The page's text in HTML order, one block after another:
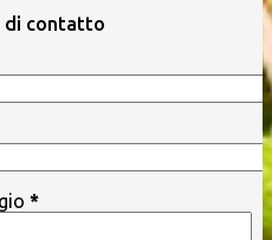
di contatto
*